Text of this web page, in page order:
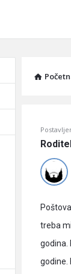
Učene
Latest
treba
godina.
godine.